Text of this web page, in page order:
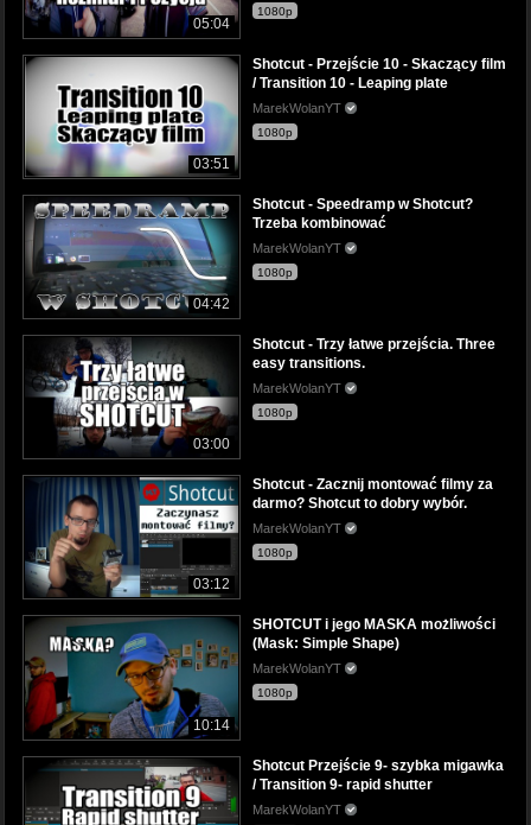
05:04
1080p
03:51
Shotcut - Przejście 10 - Skaczący film
/ Transition 10 - Leaping plate
MarekWolanYT
1080p
04:42
Shotcut - Speedramp w Shotcut?
Trzeba kombinować
MarekWolanYT
1080p
03:00
Shotcut - Trzy łatwe przejścia. Three
easy transitions.
MarekWolanYT
1080p
03:12
Shotcut - Zacznij montować filmy za
darmo? Shotcut to dobry wybór.
MarekWolanYT
1080p
10:14
SHOTCUT i jego MASKA możliwości
(Mask: Simple Shape)
MarekWolanYT
1080p
Shotcut Przejście 9- szybka migawka
/ Transition 9- rapid shutter
MarekWolanYT